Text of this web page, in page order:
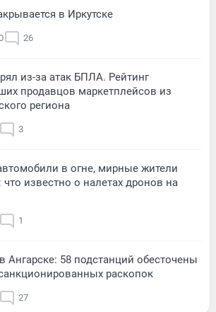
в Иркутске
26
из-за атак БПЛА. Рейтинг
продавцов маркетплейсов из
региона
3
в огне, мирные жители
что известно о налетах дронов на
1
Ангарске: 58 подстанций обесточены
раскопок
27